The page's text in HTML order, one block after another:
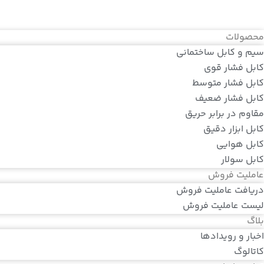
محصولات
سیم و کابل ساختمانی
کابل فشار قوی
کابل فشار متوسط
کابل فشار ضعیف
مقاوم در برابر حریق
کابل ابزار دقیق
کابل هوایی
کابل سولار
عاملیت فروش
دریافت عاملیت فروش
لیست عاملیت فروش
بلاگ
اخبار و رویدادها
کاتالوگ